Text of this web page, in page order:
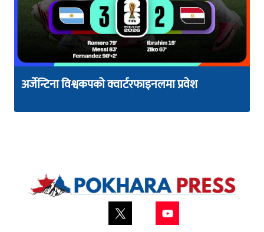
अर्जेन्टिना विश्वकपको क्वार्टरफाइनलमा प्रवेश